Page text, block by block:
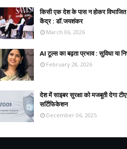
किसी एक देश के पास न होकर
केंद्र : डॉ.जयशंकर
March 06, 2026
AI टूल्स का बढ़ता प्रभाव : सुविधा या
February 28, 2026
देश में साइबर सुरक्षा को मजबूती देगा
सर्टिफिकेशन
December 06, 2025